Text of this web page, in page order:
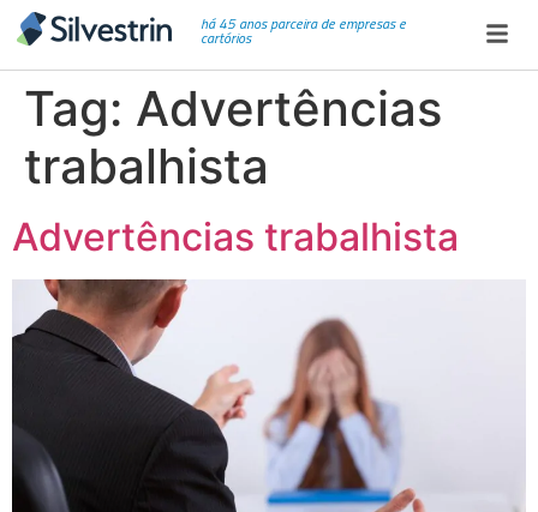
há 45 anos parceira de empresas e
cartórios
Tag: Advertências
trabalhista
Advertências trabalhista